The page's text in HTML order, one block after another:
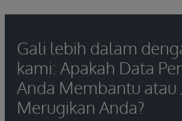
Gali lebih dalam
kami: Apakah Data
Anda Membantu atau
Merugikan Anda?